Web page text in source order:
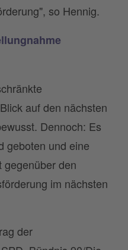
so Hennig.
auf den nächsten
Dennoch: Es
geboten und eine
gegenüber den
im nächsten
der